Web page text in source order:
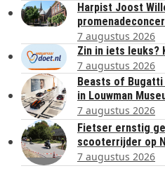
Harpist Joost
7 augustus 2026
Zin in iets leuks?
7 augustus 2026
Beasts of
in Louwman
7 augustus 2026
Fietser ernstig
scooterrijder op
7 augustus 2026